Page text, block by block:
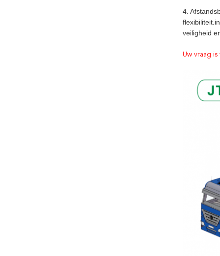
4.
veiligheid
Uw vraag is